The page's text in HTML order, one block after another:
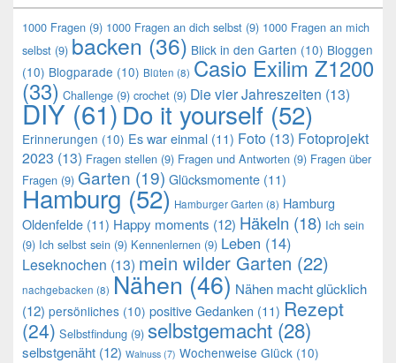
1000 Fragen (9) 1000 Fragen an dich selbst (9) 1000 Fragen an mich
selbst (9) backen (36) Blick in den Garten (10) Bloggen
(10) Blogparade (10) Blüten (8) Casio Exilim Z1200
(33) Challenge (9) crochet (9) Die vier Jahreszeiten (13)
DIY (61)Do it yourself (52)
Erinnerungen (10) Es war einmal (11) Foto (13) Fotoprojekt
2023 (13) Fragen stellen (9) Fragen und Antworten (9) Fragen über
Fragen (9) Garten (19) Glücksmomente (11)
Hamburg (52) Hamburger Garten (8) Hamburg
Oldenfelde (11) Happy moments (12) Häkeln (18) Ich sein
(9) Ich selbst sein (9) Kennenlernen (9) Leben (14)
Leseknochen (13) mein wilder Garten (22)
nachgebacken (8) Nähen (46) Nähen macht glücklich
(12) persönliches (10) positive Gedanken (11) Rezept
(24) Selbstfindung (9) selbstgemacht (28)
selbstgenäht (12) Walnuss (7) Wochenweise Glück (10)